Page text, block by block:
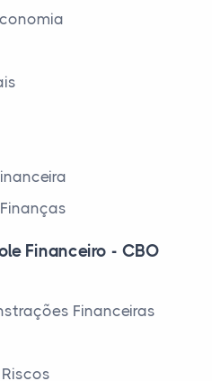
Financeiro - CBO
Financeiras